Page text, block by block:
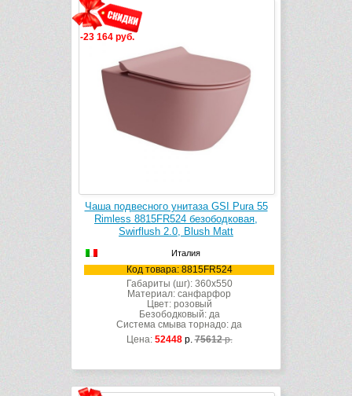
-23 164 руб.
Чаша подвесного унитаза GSI Pura 55
Rimless 8815FR524 безободковая,
Swirflush 2.0, Blush Matt
Италия
Код товара: 8815FR524
Габариты (шг): 360x550
Материал: санфарфор
Цвет: розовый
Безободковый: да
Система смыва торнадо: да
Цена: 52448р.75612р.